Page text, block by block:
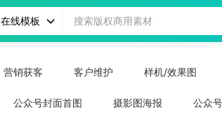
在线模板
营销获客 客户维护 样机/效果图
公众号封面首图 摄影图海报 公众